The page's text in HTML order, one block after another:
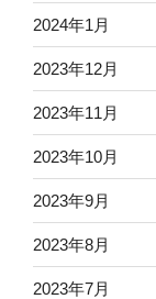
2024年1月
2023年12月
2023年11月
2023年10月
2023年9月
2023年8月
2023年7月